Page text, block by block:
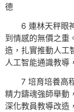
德
6 連林天秤眼
到情感的無價之重
造，扎實推動人工
人工智能通識教導
7 培育培養高
精力鑄魂強師舉動
深化教員教導改造